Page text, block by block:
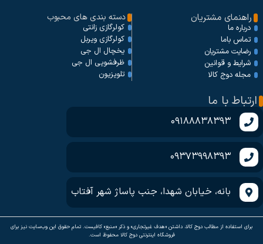
راهنمای مشتریان
درباره ما
تماس باما
رضایت مشتریان
شرایط و قوانین
مجله دوج کالا
دسته بندی های محبوب
کولرگازی زانتی
کولرگازی ویربل
یخچال ال جی
ظرفشویی ال جی
تلویزیون
ارتباط با ما
09188838393
09373998393
بانه، خیابان شهدا، جنب پاساژ شهر آفتاب
برای استفاده از مطالب دوج کالا، داشتن «هدف غیرتجاری» و ذکر «منبع» کافیست. تمام حقوق اين وب‌سايت نیز برای
فروشگاه اینترنتی دوج کالا محفوظ است.